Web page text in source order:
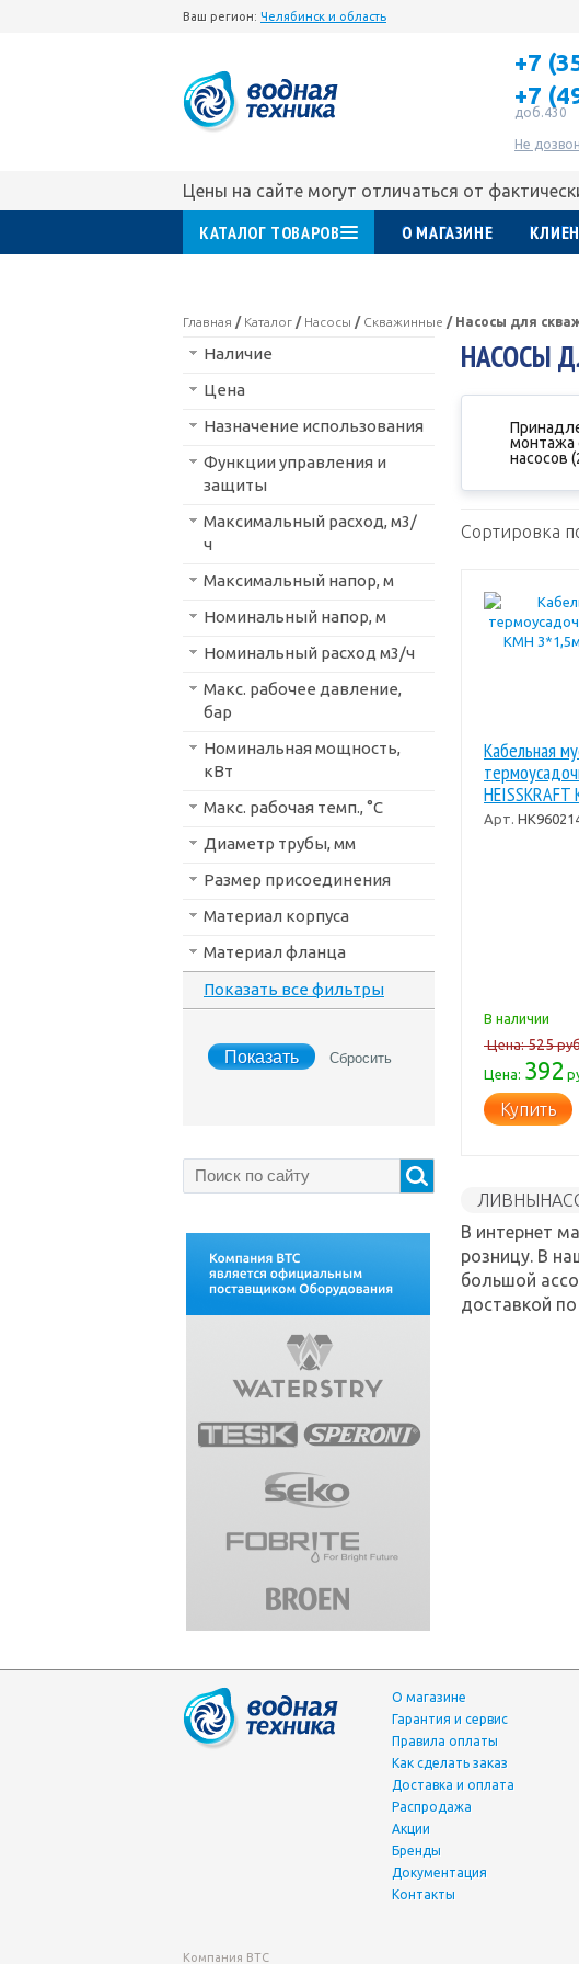
Ваш регион: Челябинск и область
+7
+7
доб.430
Не
Цены на сайте могут отличаться от
КАТАЛОГ ТОВАРОВ О МАГАЗИНЕ
Главная / Каталог / Насосы / Скважинные / Насосы для
Наличие
Цена
Назначение использования
Функции управления и
защиты
Максимальный расход, м3/
ч
Максимальный напор, м
Номинальный напор, м
Номинальный расход м3/ч
Макс. рабочее давление,
бар
Номинальная мощность,
кВт
Макс. рабочая темп., °С
Диаметр трубы, мм
Размер присоединения
Материал корпуса
Материал фланца
Показать все фильтры
НАСОСЫ
монтажа
насосов
Сортировка
Кабельная
3*2,5мм2
Арт.
В наличии
Цена:525
Цена: 392
Купить
GREENPUMP
Maniero
Water
В интернет
розницу. В
большой
доставкой
О магазине
Гарантия и сервис
Правила оплаты
Как сделать заказ
Доставка и оплата
Распродажа
Акции
Бренды
Документация
Контакты
Компания ВТС